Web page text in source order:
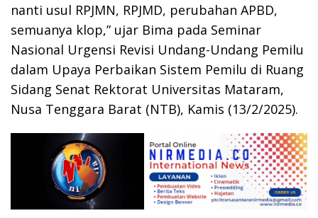
nanti usul RPJMN, RPJMD, perubahan APBD,
semuanya klop,” ujar Bima pada Seminar
Nasional Urgensi Revisi Undang-Undang Pemilu
dalam Upaya Perbaikan Sistem Pemilu di Ruang
Sidang Senat Rektorat Universitas Mataram,
Nusa Tenggara Barat (NTB), Kamis (13/2/2025).